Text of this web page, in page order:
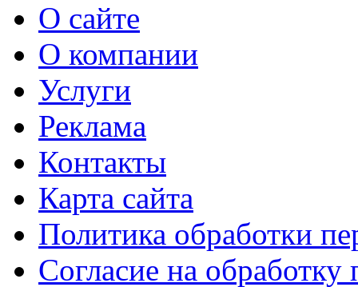
О сайте
О компании
Услуги
Реклама
Контакты
Карта сайта
Политика обработки
Согласие на